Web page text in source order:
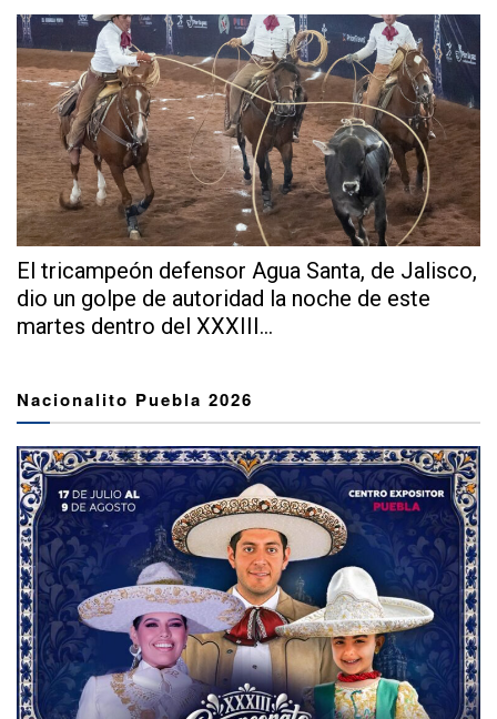
El tricampeón defensor Agua Santa, de Jalisco,
dio un golpe de autoridad la noche de este
martes dentro del XXXIII...
Nacionalito Puebla 2026